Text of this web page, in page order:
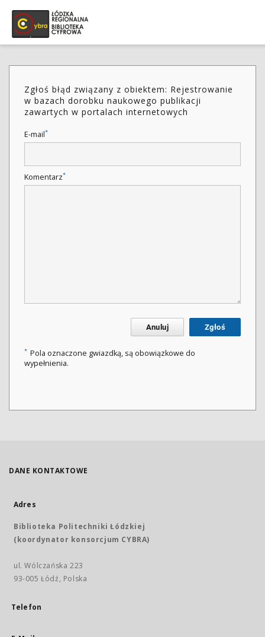
Zgłoś błąd związany z obiektem: Rejestrowanie
w bazach dorobku naukowego publikacji
zawartych w portalach internetowych
E-mail*
Komentarz*
Anuluj Zgłoś
* Pola oznaczone gwiazdką, są obowiązkowe do
wypełnienia.
DANE KONTAKTOWE
Adres
Biblioteka Politechniki Łódzkiej
(koordynator konsorcjum CYBRA)
ul. Wólczańska 223
93-005 Łódź, Polska
Telefon